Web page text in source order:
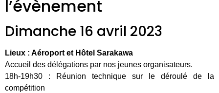
l’évènement
Dimanche 16 avril 2023
Lieux : Aéroport et Hôtel Sarakawa
Accueil des délégations par nos jeunes organisateurs.
18h-19h30 : Réunion technique sur le déroulé de la
compétition